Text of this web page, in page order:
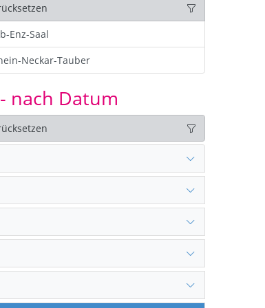
Enz-Saal
Neckar-Tauber
nach Datum